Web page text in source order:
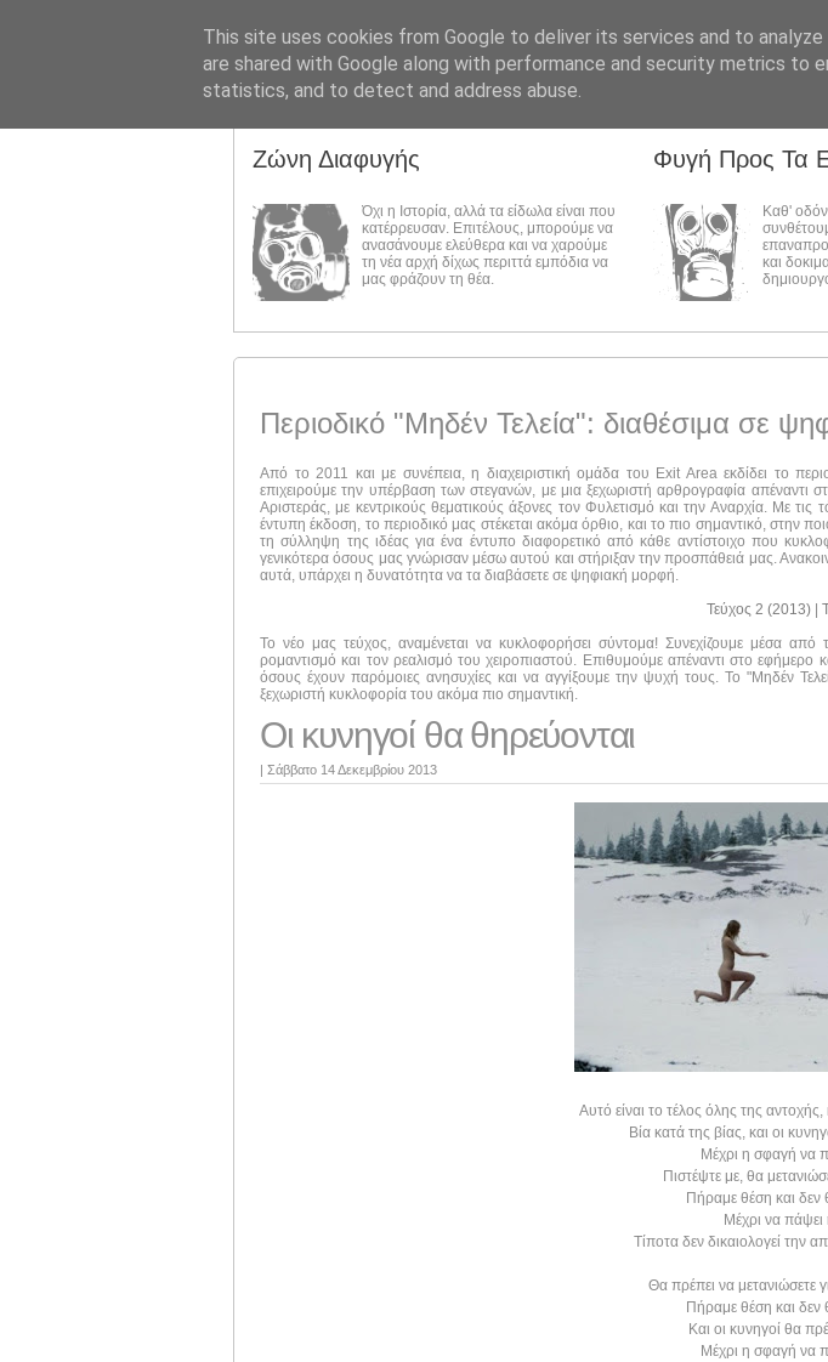
Ζώνη Διαφυγής
Όχι η Ιστορία, αλλά τα είδωλα είναι που
κατέρρευσαν. Επιτέλους, μπορούμε να
ανασάνουμε ελεύθερα και να χαρούμε
τη νέα αρχή δίχως περιττά εμπόδια να
μας φράζουν τη θέα.
Φυγή Προς Τα
Καθ'
και
Περιοδικό "Μηδέν Τελεία": διαθέσιμα σε
Από το 2011 και με συνέπεια, η διαχειριστική ομάδα του Exit Area εκδίδει το
επιχειρούμε την υπέρβαση των στεγανών, με μια ξεχωριστή αρθρογραφία απέναντι
Αριστεράς, με κεντρικούς θεματικούς άξονες τον Φυλετισμό και την Αναρχία. Με
έντυπη έκδοση, το περιοδικό μας στέκεται ακόμα όρθιο, και το πιο σημαντικό, στην
τη σύλληψη της ιδέας για ένα έντυπο διαφορετικό από κάθε αντίστοιχο που
γενικότερα όσους μας γνώρισαν μέσω αυτού και στήριξαν την προσπάθειά μας.
αυτά, υπάρχει η δυνατότητα να τα διαβάσετε σε ψηφιακή μορφή.
Τεύχος 2 (2013) |
Το νέο μας τεύχος, αναμένεται να κυκλοφορήσει σύντομα! Συνεχίζουμε μέσα
ρομαντισμό και τον ρεαλισμό του χειροπιαστού. Επιθυμούμε απέναντι στο
όσους έχουν παρόμοιες ανησυχίες και να αγγίξουμε την ψυχή τους. Το "Μηδέν
ξεχωριστή κυκλοφορία του ακόμα πιο σημαντική.
Oι κυνηγοί θα θηρεύονται
| Σάββατο 14 Δεκεμβρίου 2013
Αυτό είναι το τέλος όλης της
Βία κατά της βίας, και οι
Μέχρι η σφαγή να
Πιστέψτε με, θα
Πήραμε θέση και
Μέχρι να
Τίποτα δεν δικαιολογεί την
Θα πρέπει να μετανιώσετε
Πήραμε θέση και
Και οι κυνηγοί θα
Μέχρι η σφαγή να
This site uses cookies from Google to deliver its services and to
are shared with Google along with performance and security metrics to
statistics, and to detect and address abuse.